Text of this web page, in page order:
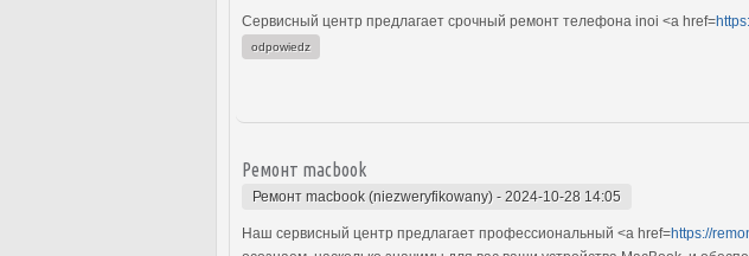
Сервисный центр предлагает срочный ремонт телефона inoi <a href=
odpowiedz
Ремонт macbook
Ремонт macbook (niezweryfikowany) - 2024-10-28 14:05
Наш сервисный центр предлагает профессиональный <a href=https://